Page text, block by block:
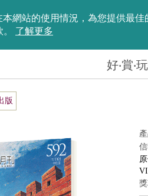
網站的使用情況，為您提供最
了解更多
好‧賞‧
版